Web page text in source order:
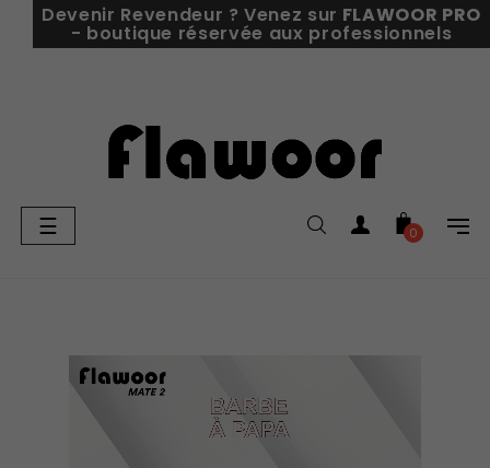
Devenir Revendeur ? Venez sur FLAWOOR PRO
- boutique réservée aux professionnels
Basculer
la
☰ 0